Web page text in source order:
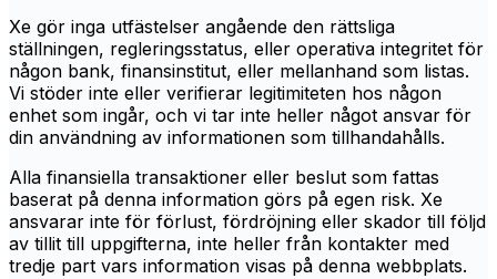
Xe gör inga utfästelser angående den rättsliga
ställningen, regleringsstatus, eller operativa integritet för
någon bank, finansinstitut, eller mellanhand som listas.
Vi stöder inte eller verifierar legitimiteten hos någon
enhet som ingår, och vi tar inte heller något ansvar för
din användning av informationen som tillhandahålls.
Alla finansiella transaktioner eller beslut som fattas
baserat på denna information görs på egen risk. Xe
ansvarar inte för förlust, fördröjning eller skador till följd
av tillit till uppgifterna, inte heller från kontakter med
tredje part vars information visas på denna webbplats.